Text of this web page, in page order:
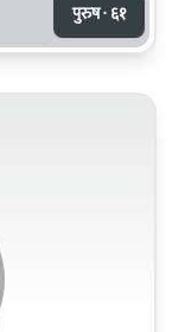
पुरुष · ६१